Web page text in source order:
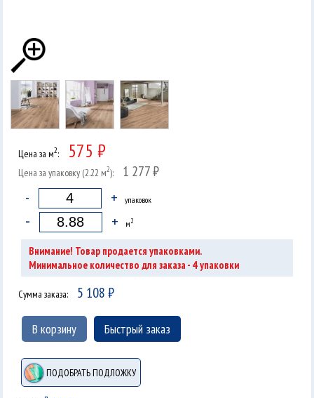
Цена за м2: 575 ₽
Цена за упаковку (2.22 м2): 1 277 ₽
- + упаковок
- + м2
Внимание! Товар продается упаковками.
Минимальное количество для заказа - 4упаковки
Сумма заказа: 5 108₽
В корзину Быстрый заказ
ПОДОБРАТЬ ПОДЛОЖКУ